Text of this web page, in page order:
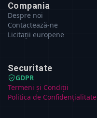
Compania
Despre noi
Contactează-ne
Licitații europene
Securitate
GDPR
Termeni și Condiții
Politica de Confidențialitate